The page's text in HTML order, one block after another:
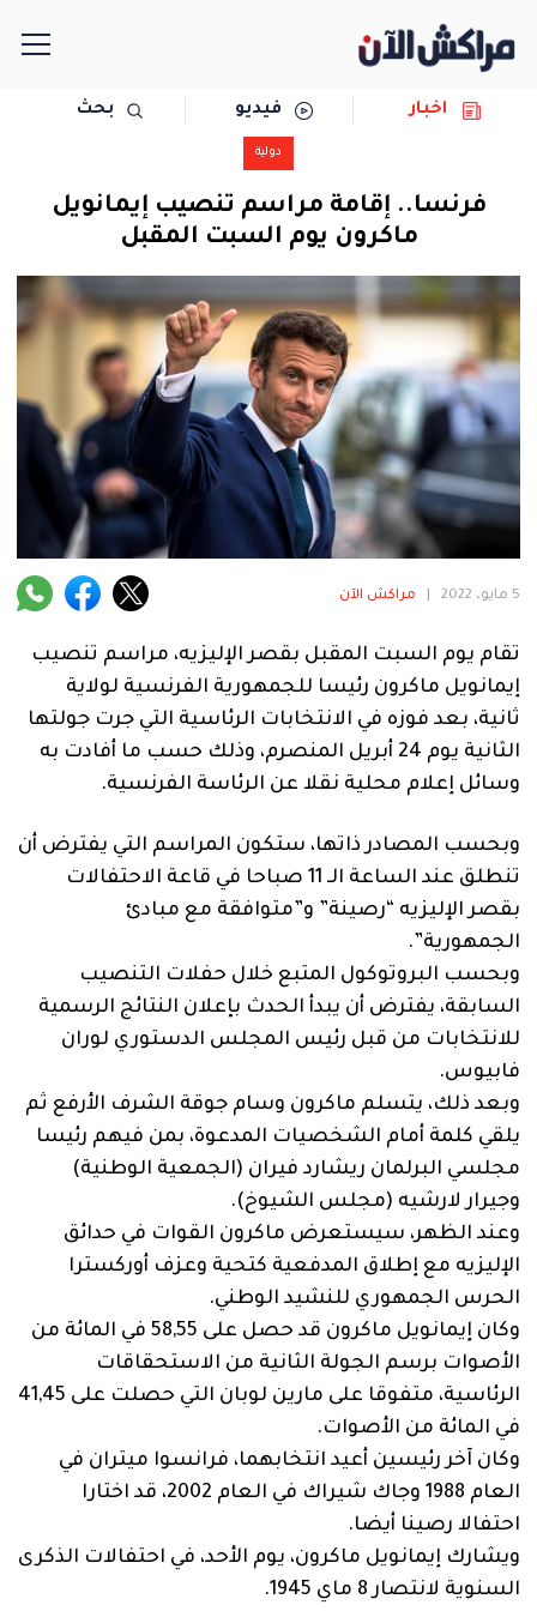
مجتمع
رياضة
حوادث
دولية
المرأة
منوعة
آراء
اخبار فيديو بحث
دولية
فرنسا.. إقامة مراسم تنصيب إيمانويل
ماكرون يوم السبت المقبل
5 مايو، 2022 مراكش الآن
تقام يوم السبت المقبل بقصر الإليزيه، مراسم تنصيب
إيمانويل ماكرون رئيسا للجمهورية الفرنسية لولاية
ثانية، بعد فوزه في الانتخابات الرئاسية التي جرت جولتها
الثانية يوم 24 أبريل المنصرم، وذلك حسب ما أفادت به
وسائل إعلام محلية نقلا عن الرئاسة الفرنسية.
وبحسب المصادر ذاتها، ستكون المراسم التي يفترض أن
تنطلق عند الساعة الـ 11 صباحا في قاعة الاحتفالات
بقصر الإليزيه “رصينة” و”متوافقة مع مبادئ
الجمهورية”.
وبحسب البروتوكول المتبع خلال حفلات التنصيب
السابقة، يفترض أن يبدأ الحدث بإعلان النتائج الرسمية
للانتخابات من قبل رئيس المجلس الدستوري لوران
فابيوس.
وبعد ذلك، يتسلم ماكرون وسام جوقة الشرف الأرفع ثم
يلقي كلمة أمام الشخصيات المدعوة، بمن فيهم رئيسا
مجلسي البرلمان ريشارد فيران (الجمعية الوطنية)
وجيرار لارشيه (مجلس الشيوخ).
وعند الظهر، سيستعرض ماكرون القوات في حدائق
الإليزيه مع إطلاق المدفعية كتحية وعزف أوركسترا
الحرس الجمهوري للنشيد الوطني.
وكان إيمانويل ماكرون قد حصل على 58,55 في المائة من
الأصوات برسم الجولة الثانية من الاستحقاقات
الرئاسية، متفوقا على مارين لوبان التي حصلت على 41,45
في المائة من الأصوات.
وكان آخر رئيسين أعيد انتخابهما، فرانسوا ميتران في
العام 1988 وجاك شيراك في العام 2002، قد اختارا
احتفالا رصينا أيضا.
ويشارك إيمانويل ماكرون، يوم الأحد، في احتفالات الذكرى
السنوية لانتصار 8 ماي 1945.